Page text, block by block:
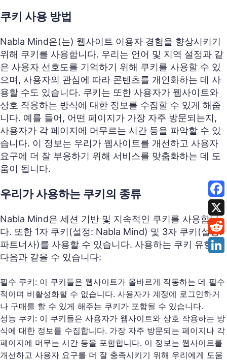
쿠키 사용 방법
Nabla Mind은(는) 웹사이트 이용자 경험을 향상시키기
위해 쿠키를 사용합니다. 우리는 언어 및 지역 설정과 같
은 사용자 선호도를 기억하기 위해 쿠키를 사용할 수 있
으며, 사용자의 관심에 따라 콘텐츠를 개인화하는 데 사
용할 수도 있습니다. 쿠키는 또한 사용자가 웹사이트와
상호 작용하는 방식에 대한 정보를 수집할 수 있게 해줍
니다. 예를 들어, 어떤 페이지가 가장 자주 방문되는지,
사용자가 각 페이지에 머무르는 시간 등을 파악할 수 있
습니다. 이 정보는 우리가 웹사이트를 개선하고 사용자
요구에 더 잘 부응하기 위해 서비스를 맞춤화하는 데 도
움이 됩니다.
우리가 사용하는 쿠키의 종류
Nabla Mind은 세션 기반 및 지속적인 쿠키를 사용합니
다. 또한 1자 쿠키(설정: Nabla Mind) 및 3자 쿠키(설정:
파트너사)를 사용할 수 있습니다. 사용하는 쿠키 유형은
다음과 같을 수 있습니다:
필수 쿠키: 이 쿠키들은 웹사이트가 올바르게 작동하는 데 필수
적이며 비활성화할 수 없습니다. 사용자가 계정에 로그인하거
나 구매를 할 수 있게 해주는 쿠키가 포함될 수 있습니다.
성능 쿠키: 이 쿠키들은 사용자가 웹사이트와 상호 작용하는 방
식에 대한 정보를 수집합니다. 가장 자주 방문되는 페이지나 각
페이지에 머무는 시간 등을 포함합니다. 이 정보는 웹사이트를
개선하고 사용자 요구를 더 잘 충족시키기 위해 우리에게 도움